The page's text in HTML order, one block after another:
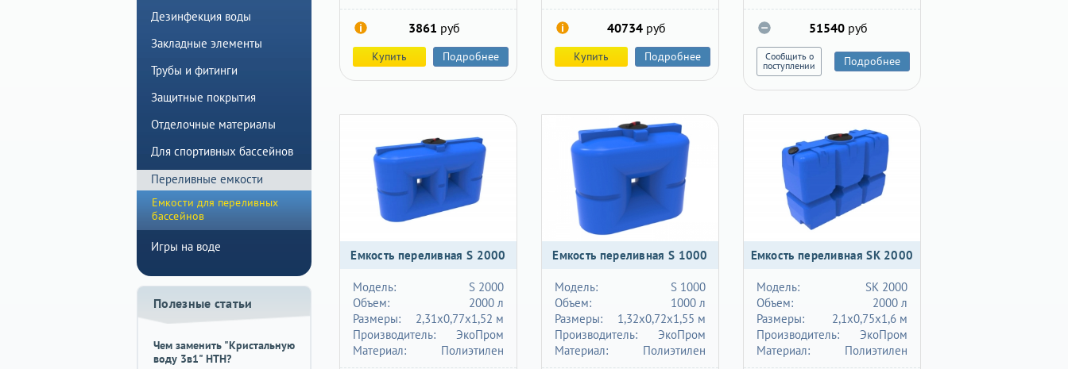
3861 руб
Купить Подробнее
40734руб
Купить Подробнее
51540руб
Сообщить о
поступлении
Подробнее
Емкость переливная S 2000
S 2000
Модель:
2000 л
Объем:
2,31х0,77х1,52 м
Размеры:
ЭкоПром
Производитель:
Полиэтилен
Материал:
Емкость переливная S 1000
S 1000
Модель:
1000 л
Объем:
1,32х0,72х1,55 м
Размеры:
ЭкоПром
Производитель:
Полиэтилен
Материал:
Емкость переливная SK 2000
SK 2000
Модель:
2000 л
Объем:
2,1х0,75х1,6 м
Размеры:
ЭкоПром
Производитель:
Полиэтилен
Материал:
Дезинфекция воды
Закладные элементы
Трубы и фитинги
Защитные покрытия
Отделочные материалы
Для спортивных бассейнов
Переливные емкости
Емкости для переливных
бассейнов
Игры на воде
Полезные статьи
Чем заменить "Кристальную
воду 3в1" HTH?